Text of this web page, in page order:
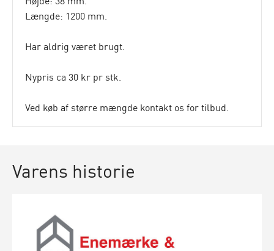
Længde: 1200 mm.
Har aldrig været brugt.
Nypris ca 30 kr pr stk.
Ved køb af større mængde kontakt os for tilbud.
Varens historie